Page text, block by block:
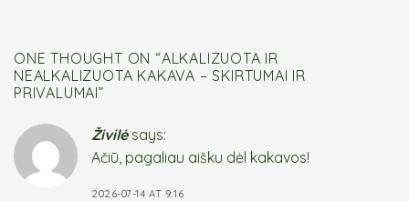
ONE THOUGHT ON “ALKALIZUOTA IR
NEALKALIZUOTA KAKAVA – SKIRTUMAI IR
PRIVALUMAI”
Živilė says:
Ačiū, pagaliau aišku dėl kakavos!
2026-07-14 AT 9:16